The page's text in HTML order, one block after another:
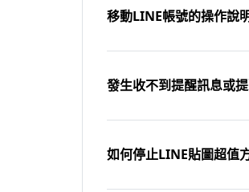
移動LINE帳號的操作說
發生收不到提醒訊息或
如何停止LINE貼圖超值